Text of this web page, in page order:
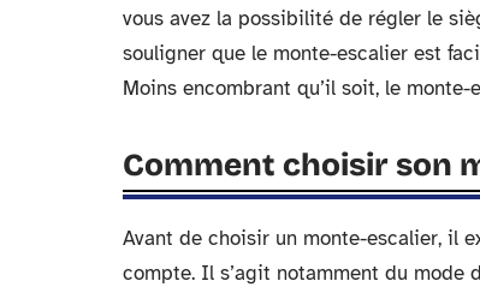
vous avez la possibilité de régler le
souligner que le monte-escalier est
Moins encombrant qu’il soit, le
Comment choisir son
Avant de choisir un monte-escalier, il
compte. Il s’agit notamment du mode